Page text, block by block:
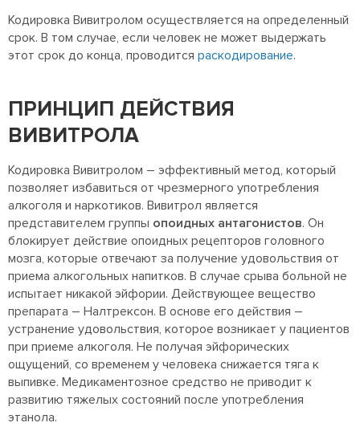
Кодировка Вивитролом осуществляется на определенный
срок. В том случае, если человек не может выдержать
этот срок до конца, проводится раскодирование.
ПРИНЦИП ДЕЙСТВИЯ
ВИВИТРОЛА
Кодировка Вивитролом – эффективный метод, который
позволяет избавиться от чрезмерного употребления
алкоголя и наркотиков. Вивитрол является
представителем группы опоидных антагонистов. Он
блокирует действие опоидных рецепторов головного
мозга, которые отвечают за получение удовольствия от
приема алкогольных напитков. В случае срыва больной не
испытает никакой эйфории. Действующее вещество
препарата – Налтрексон. В основе его действия –
устранение удовольствия, которое возникает у пациентов
при приеме алкоголя. Не получая эйфорических
ощущений, со временем у человека снижается тяга к
выпивке. Медикаментозное средство не приводит к
развитию тяжелых состояний после употребления
этанола.